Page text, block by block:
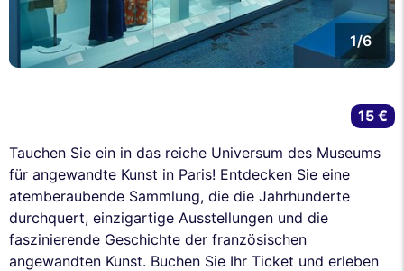
1/6
Tauchen Sie ein in das reiche Universum des Museums
für angewandte Kunst in Paris! Entdecken Sie eine
atemberaubende Sammlung, die die Jahrhunderte
durchquert, einzigartige Ausstellungen und die
faszinierende Geschichte der französischen
angewandten Kunst. Buchen Sie Ihr Ticket und erleben
15 €